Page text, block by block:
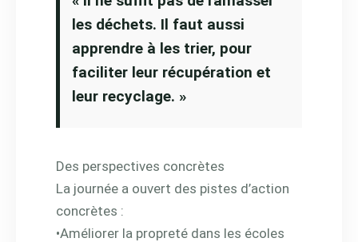
les déchets. Il faut aussi
apprendre à les trier, pour
faciliter leur récupération et
leur recyclage. »
Des perspectives concrètes
La journée a ouvert des pistes d’action
concrètes :
•Améliorer la propreté dans les écoles